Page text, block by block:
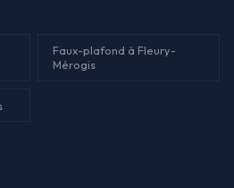
Faux-plafond à Fleury-
Mérogis